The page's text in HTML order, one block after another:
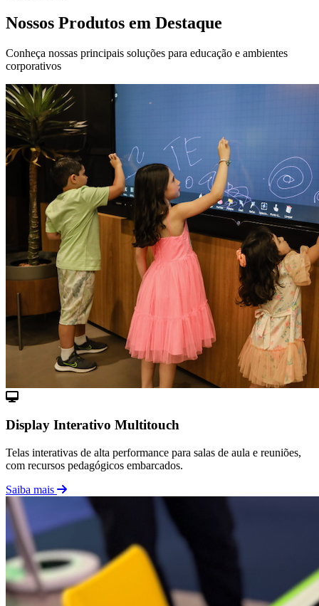
Nossos Produtos em Destaque
Conheça nossas principais soluções para educação e ambientes
corporativos
Display Interativo Multitouch
Telas interativas de alta performance para salas de aula e reuniões,
com recursos pedagógicos embarcados.
Saiba mais